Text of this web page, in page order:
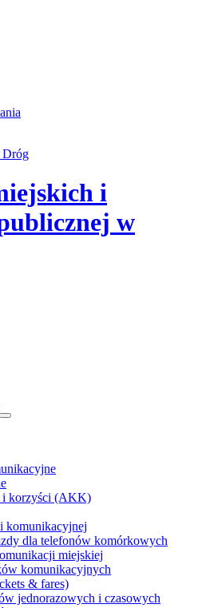
i
w
i korzyści (AKK)
komunikacyjnej
dla telefonów komórkowych
miejskiej
komunikacyjnych
& fares)
jednorazowych i czasowych